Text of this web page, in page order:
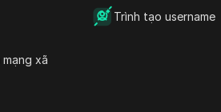
Trình tạo username
xã
cầu